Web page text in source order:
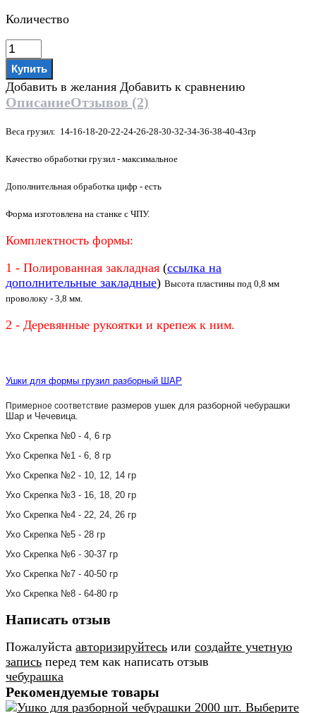
Количество
Добавить в желания Добавить к сравнению
ОписаниеОтзывов (2)
Веса грузил: 14-16-18-20-22-24-26-28-30-32-34-36-38-40-43гр
Качество обработки грузил - максимальное
Дополнительная обработка цифр - есть
Форма изготовлена на станке с ЧПУ.
Комплектность формы:
1 - Полированная закладная (ссылка на
дополнительные закладные) Высота пластины под 0,8 мм
проволоку - 3,8 мм.
2 - Деревянные рукоятки и крепеж к ним.
Ушки для формы грузил разборный ШАР
Примерное соответствие размеров ушек для разборной чебурашки
Шар и Чечевица.
Ухо Скрепка №0 - 4, 6 гр
Ухо Скрепка №1 - 6, 8 гр
Ухо Скрепка №2 - 10, 12, 14 гр
Ухо Скрепка №3 - 16, 18, 20 гр
Ухо Скрепка №4 - 22, 24, 26 гр
Ухо Скрепка №5 - 28 гр
Ухо Скрепка №6 - 30-37 гр
Ухо Скрепка №7 - 40-50 гр
Ухо Скрепка №8 - 64-80 гр
Написать отзыв
Пожалуйста авторизируйтесь или создайте учетную
запись перед тем как написать отзыв
чебурашка
Рекомендуемые товары